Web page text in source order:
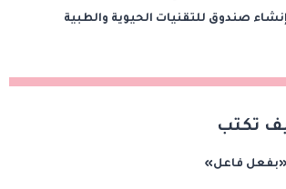
إنشاء صندوق للتقنيات الحيوية والطبية
تكتب
«بفعل فاعل»